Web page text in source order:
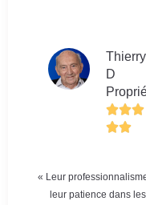
Thierry
D
« Leur
leur patience dans les